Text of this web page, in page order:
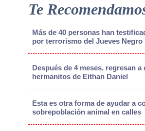
Te
Más de 40 personas han
por terrorismo del Jueves Negro
Después de 4 meses, regresan a
hermanitos de Eithan Daniel
Esta es otra forma de ayudar a
sobrepoblación animal en calles